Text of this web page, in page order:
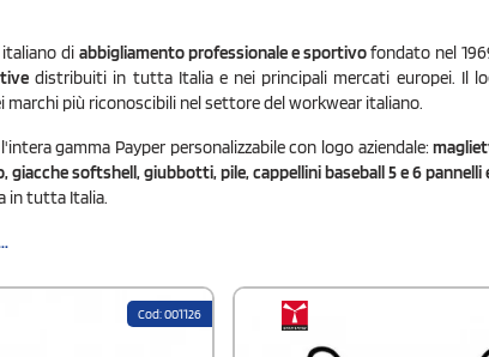
italiano diabbigliamento professionale e sportivofondato nel
distribuiti in tutta Italia e nei principali mercati europei. Il
marchi più riconoscibili nel settore del workwear italiano.
gamma Payper personalizzabile con logo aziendale:
giacche softshell, giubbotti, pile, cappellini baseball 5 e 6 pannelli
in tutta Italia.
Cod: 001126